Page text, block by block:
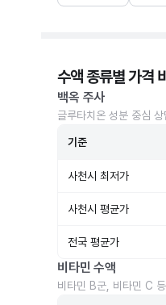
수액 종류별 가격
백옥 주사
글루타치온 성분 중심
기준
사천시 최저가
사천시 평균가
전국 평균가
비타민 수액
비타민 B군, 비타민 C